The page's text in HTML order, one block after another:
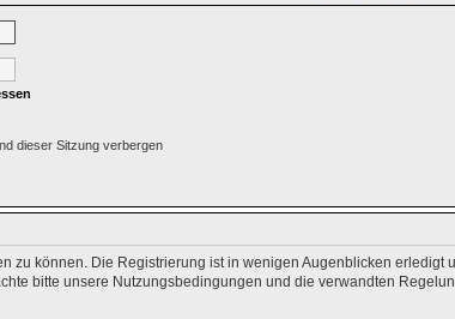
dieser Sitzung verbergen
zu können. Die Registrierung ist in wenigen Augenblicken
bitte unsere Nutzungsbedingungen und die verwandten